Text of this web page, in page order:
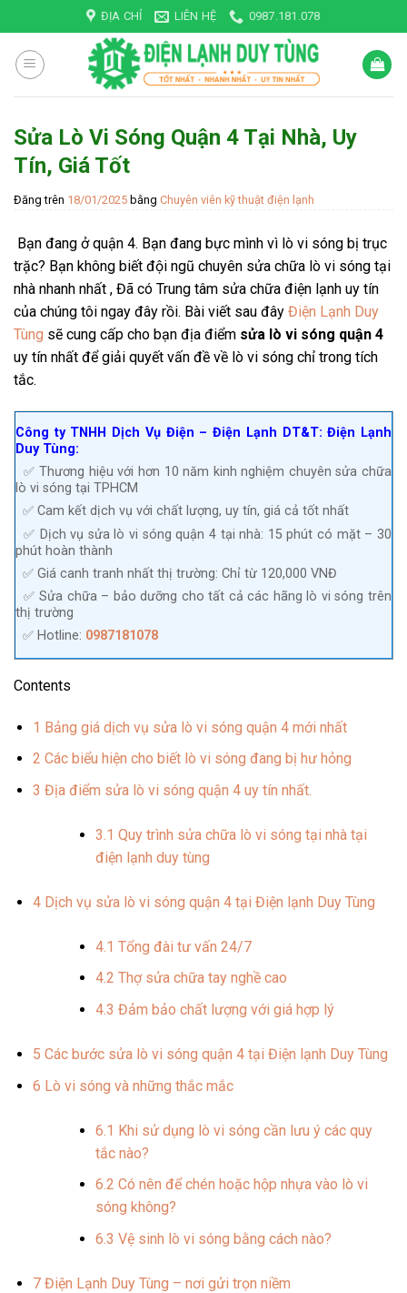
to
content
ĐỊA CHỈ LIÊN HỆ 0987.181.078
Sửa Lò Vi Sóng Quận 4 Tại Nhà, Uy
Tín, Giá Tốt
Đăng trên 18/01/2025 bằng Chuyên viên kỹ thuật điện lạnh
Bạn đang ở quận 4. Bạn đang bực mình vì lò vi sóng bị trục
trặc? Bạn không biết đội ngũ chuyên sửa chữa lò vi sóng tại
nhà nhanh nhất , Đã có Trung tâm sửa chữa điện lạnh uy tín
của chúng tôi ngay đây rồi. Bài viết sau đây Điện Lạnh Duy
Tùng sẽ cung cấp cho bạn địa điểm sửa lò vi sóng quận 4
uy tín nhất để giải quyết vấn đề về lò vi sóng chỉ trong tích
tắc.
Công ty TNHH Dịch Vụ Điện – Điện Lạnh DT&T: Điện Lạnh
Duy Tùng:
✅ Thương hiệu với hơn 10 năm kinh nghiệm chuyên sửa chữa
lò vi sóng tại TPHCM
✅ Cam kết dịch vụ với chất lượng, uy tín, giá cả tốt nhất
✅ Dịch vụ sửa lò vi sóng quận 4 tại nhà: 15 phút có mặt – 30
phút hoàn thành
✅ Giá canh tranh nhất thị trường: Chỉ từ 120,000 VNĐ
✅ Sửa chữa – bảo dưỡng cho tất cả các hãng lò vi sóng trên
thị trường
✅ Hotline: 0987181078
Contents
1 Bảng giá dịch vụ sửa lò vi sóng quận 4 mới nhất
2 Các biểu hiện cho biết lò vi sóng đang bị hư hỏng
3 Địa điểm sửa lò vi sóng quận 4 uy tín nhất.
3.1 Quy trình sửa chữa lò vi sóng tại nhà tại
điện lạnh duy tùng
4Dịch vụ sửa lò vi sóng quận 4 tại Điện lạnh Duy Tùng
4.1 Tổng đài tư vấn 24/7
4.2 Thợ sửa chữa tay nghề cao
4.3 Đảm bảo chất lượng với giá hợp lý
5 Các bước sửa lò vi sóng quận 4 tại Điện lạnh Duy Tùng
6 Lò vi sóng và những thắc mắc
6.1 Khi sử dụng lò vi sóng cần lưu ý các quy
tắc nào?
6.2 Có nên để chén hoặc hộp nhựa vào lò vi
sóng không?
6.3 Vệ sinh lò vi sóng bằng cách nào?
7Điện Lạnh Duy Tùng – nơi gửi trọn niềm